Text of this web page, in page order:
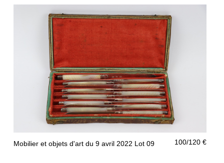
Mobilier et objets d'art du 9 avril 2022 Lot 08
Mobilier et objets d'art du 9 avril 2022 Lot 09 100/120 €